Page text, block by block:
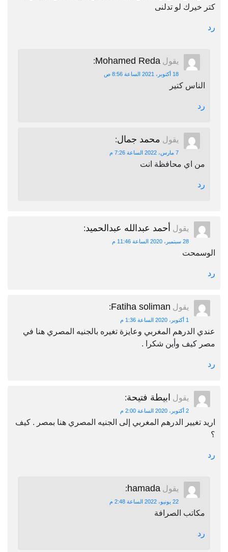
كتر خيرك لو تدلنى
رد
يقول Mohamed Reda
:
18 أكتوبر، 2021 الساعة 8:56 ص
الناس كتير
رد
يقول محمد جمال:
7 مارس، 2022 الساعة 7:26 م
من اي محافظة انت
رد
يقول أحمد عبدالله عبدالحميد:
28 سبتمبر، 2020 الساعة 11:46 م
الوسمحت
رد
يقول Fatiha soliman
:
1 أكتوبر، 2020 الساعة 1:36 م
عندي الدرهم المغربي وعايزة تغيره بالجنيه المصري هنا في
مصر كيف وأين شكرا .
رد
يقول ابيطة فتيحة:
2 أكتوبر، 2020 الساعة 2:00 م
اريد تغيير الدرهم المغربي إلى الجنيه المصري هنا بمصر . كيف
؟
رد
يقول hamada
:
22 يونيو، 2022 الساعة 2:48 م
مكاتب الصرافة
رد